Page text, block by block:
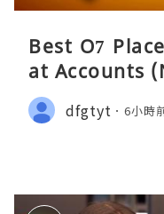
Best O7
at Accounts
dfgtyt 6小時